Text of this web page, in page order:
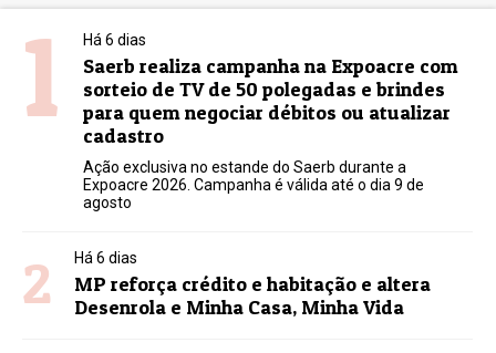
1 Há 6 dias
Saerb realiza campanha na Expoacre com
sorteio de TV de 50 polegadas e brindes
para quem negociar débitos ou atualizar
cadastro
Ação exclusiva no estande do Saerb durante a
Expoacre 2026. Campanha é válida até o dia 9 de
agosto
2 Há 6 dias
MP reforça crédito e habitação e altera
Desenrola e Minha Casa, Minha Vida